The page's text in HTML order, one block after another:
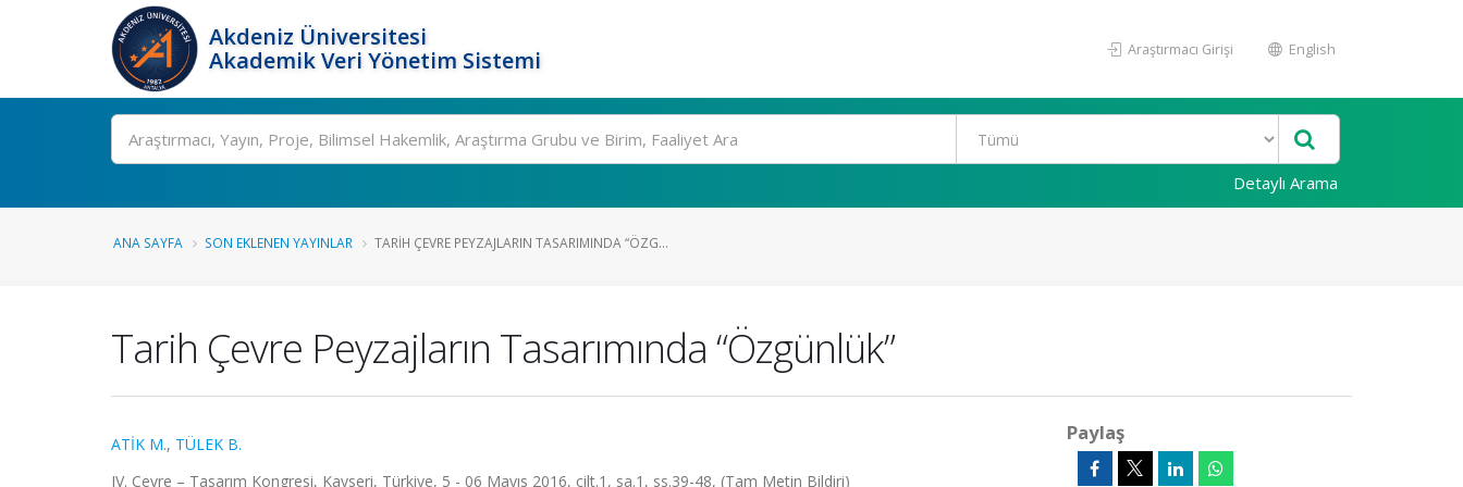
Akdeniz Üniversitesi
Akademik Veri Yönetim Sistemi
Araştırmacı Girişi English
Ara
Detaylı Arama
ANA SAYFA SON EKLENEN YAYINLAR TARIH ÇEVRE PEYZAJLARIN TASARIMINDA “ÖZG...
Tarih Çevre Peyzajların Tasarımında “Özgünlük”
ATİK M., TÜLEK B.
IV. Çevre – Tasarım Kongresi, Kayseri, Türkiye, 5 - 06 Mayıs 2016, cilt.1, sa.1, ss.39-48, (Tam Metin Bildiri)
Paylaş